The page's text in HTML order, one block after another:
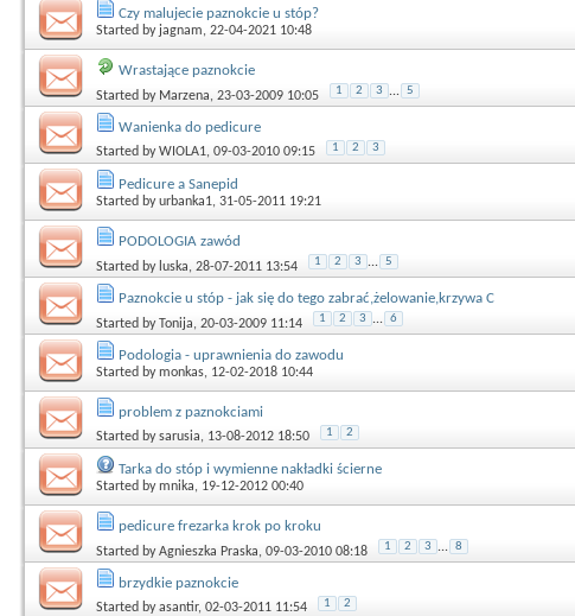
Czy malujecie paznokcie u stóp?
Started by jagnam, 22-04-2021 10:48
Wrastające paznokcie
Started by Marzena, 23-03-2009 10:05 1 2 3 ... 5
Wanienka do pedicure
Started byWIOLA1, 09-03-2010 09:15 1 2 3
Pedicure a Sanepid
Started byurbanka1, 31-05-2011 19:21
PODOLOGIA zawód
Started by luska, 28-07-2011 13:54 1 2 3 ... 5
Paznokcie u stóp - jak się do tego zabrać,żelowanie,krzywa C
Started byTonija, 20-03-2009 11:14 1 2 3 ... 6
Podologia - uprawnienia do zawodu
Started bymonkas, 12-02-2018 10:44
problem z paznokciami
Started bysarusia, 13-08-2012 18:50 1 2
Tarka do stóp i wymienne nakładki ścierne
Started bymnika, 19-12-2012 00:40
pedicure frezarka krok po kroku
Started byAgnieszka Praska, 09-03-2010 08:18 1 2 3 ... 8
brzydkie paznokcie
Started byasantir, 02-03-2011 11:54 1 2